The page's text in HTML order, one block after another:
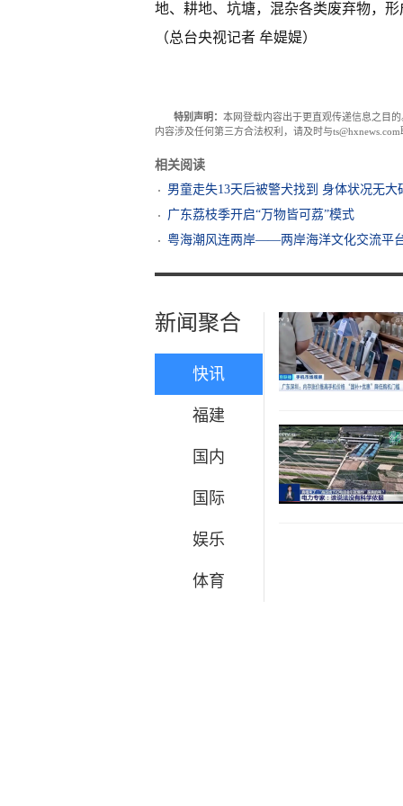
地、耕地、坑塘，混杂各类废弃物，
（总台央视记者 牟媞媞）
特别声明： 本网登载内容出于更直观传递信息之目
内容涉及任何第三方合法权利，请及时与
相关阅读
男童走失13天后被警犬找到 身体状况无大
广东荔枝季开启“万物皆可荔”模式
粤海潮风连两岸——两岸海洋文化交流平
新闻聚合
快讯
福建
国内
国际
娱乐
体育